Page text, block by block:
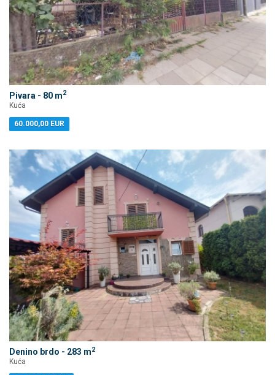
Pivara - 80 m2
Kuća
60.000,00 EUR
Denino brdo - 283 m2
Kuća